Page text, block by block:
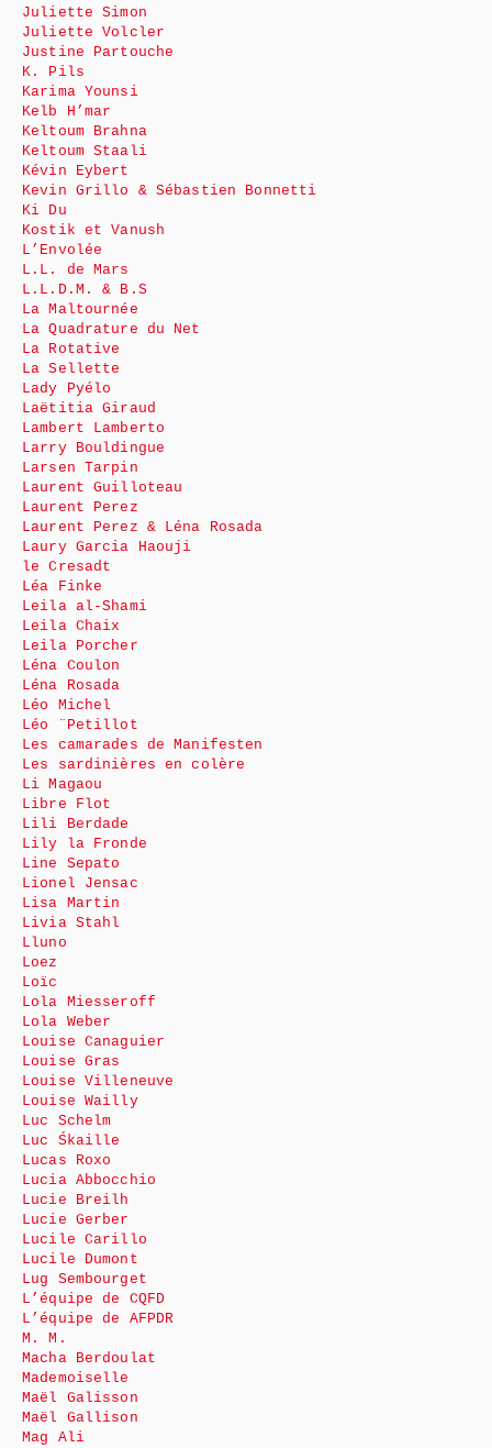
Juliette Simon
Juliette Volcler
Justine Partouche
K. Pils
Karima Younsi
Kelb H’mar
Keltoum Brahna
Keltoum Staali
Kévin Eybert
Kevin Grillo & Sébastien Bonnetti
Ki Du
Kostik et Vanush
L’Envolée
L.L. de Mars
L.L.D.M. & B.S
La Maltournée
La Quadrature du Net
La Rotative
La Sellette
Lady Pyélo
Laëtitia Giraud
Lambert Lamberto
Larry Bouldingue
Larsen Tarpin
Laurent Guilloteau
Laurent Perez
Laurent Perez & Léna Rosada
Laury Garcia Haouji
le Cresadt
Léa Finke
Leila al-Shami
Leila Chaix
Leila Porcher
Léna Coulon
Léna Rosada
Léo Michel
Léo ¨Petillot
Les camarades de Manifesten
Les sardinières en colère
Li Magaou
Libre Flot
Lili Berdade
Lily la Fronde
Line Sepato
Lionel Jensac
Lisa Martin
Livia Stahl
Lluno
Loez
Loïc
Lola Miesseroff
Lola Weber
Louise Canaguier
Louise Gras
Louise Villeneuve
Louise Wailly
Luc Schelm
Luc Śkaille
Lucas Roxo
Lucia Abbocchio
Lucie Breilh
Lucie Gerber
Lucile Carillo
Lucile Dumont
Lug Sembourget
L’équipe de CQFD
L’équipe de AFPDR
M. M.
Macha Berdoulat
Mademoiselle
Maël Galisson
Maël Gallison
Mag Ali